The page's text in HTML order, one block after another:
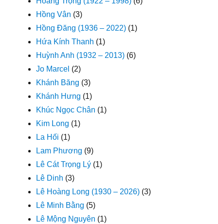
Hồng Vân (3)
Hồng Đăng (1936 – 2022) (1)
Hứa Kính Thanh (1)
Huỳnh Anh (1932 – 2013) (6)
Jo Marcel (2)
Khánh Băng (3)
Khánh Hưng (1)
Khúc Ngọc Chân (1)
Kim Long (1)
La Hối (1)
Lam Phương (9)
Lê Cát Trọng Lý (1)
Lê Dinh (3)
Lê Hoàng Long (1930 – 2026) (3)
Lê Minh Bằng (5)
Lê Mộng Nguyên (1)